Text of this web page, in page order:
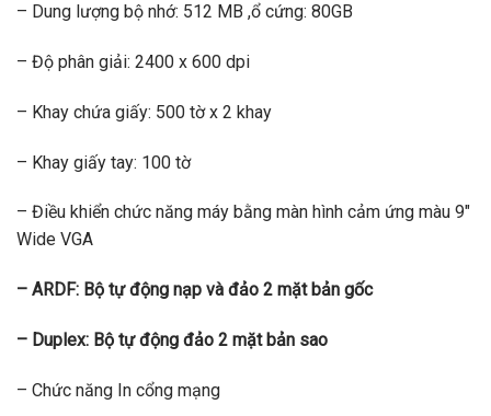
– Dung lượng bộ nhớ: 512 MB ,ổ cứng: 80GB
– Độ phân giải: 2400 x 600 dpi
– Khay chứa giấy: 500 tờ x 2 khay
– Khay giấy tay: 100 tờ
– Điều khiển chức năng máy bằng màn hình cảm ứng màu 9″
Wide VGA
– ARDF: Bộ tự động nạp và đảo 2 mặt bản gốc
– Duplex: Bộ tự động đảo 2 mặt bản sao
– Chức năng In cổng mạng